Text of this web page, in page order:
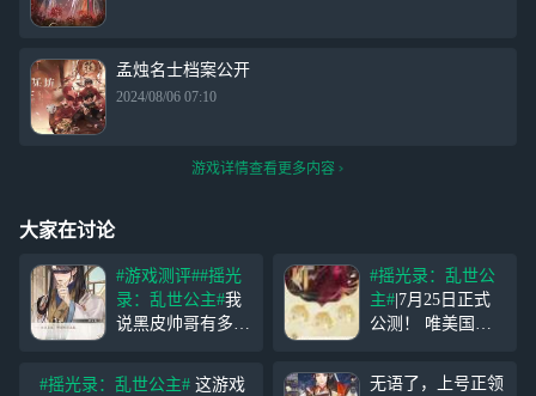
孟烛名士档案公开
2024/08/06 07:10
游戏详情查看更多内容
大家在讨论
#游戏测评##摇光
录：乱世公主#我
说黑皮帅哥有多好
本不知道TT……
#摇光录：乱世公
主# |7月25日正式
公测！ 唯美国风
光录：乱世公主#-
#摇光录：乱世公主# 这游戏
无语了，上号正领